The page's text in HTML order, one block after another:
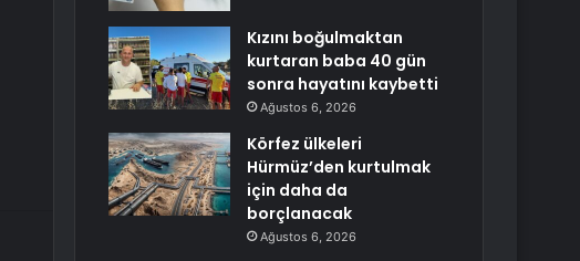
Kızını boğulmaktan
kurtaran baba 40 gün
sonra hayatını kaybetti
Ağustos 6, 2026
Körfez ülkeleri
Hürmüz’den kurtulmak
için daha da
borçlanacak
Ağustos 6, 2026